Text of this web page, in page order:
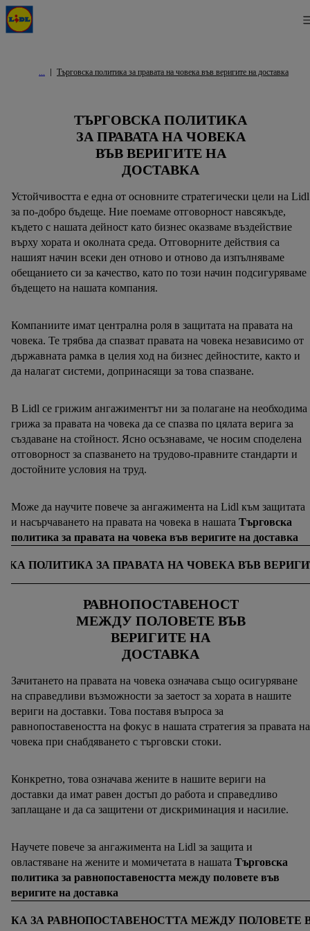
Търговска политика за правата на човека във веригите на доставка
ТЪРГОВСКА ПОЛИТИКА
ЗА ПРАВАТА НА ЧОВЕКА
ВЪВ ВЕРИГИТЕ НА
ДОСТАВКА
Устойчивостта е една от основните стратегически цели на Lidl
за по-добро бъдеще. Ние поемаме отговорност навсякъде,
където с нашата дейност като бизнес оказваме въздействие
върху хората и околната среда. Отговорните действия са
нашият начин всеки ден отново и отново да изпълняваме
обещанието си за качество, като по този начин подсигуряваме
бъдещето на нашата компания.
Компаниите имат централна роля в защитата на правата на
човека. Те трябва да спазват правата на човека независимо от
държавната рамка в целия ход на бизнес дейностите, както и
да налагат системи, допринасящи за това спазване.
В Lidl се грижим ангажиментът ни за полагане на необходима
грижа за правата на човека да се спазва по цялата верига за
създаване на стойност. Ясно осъзнаваме, че носим споделена
отговорност за спазването на трудово-правните стандарти и
достойните условия на труд.
Може да научите повече за ангажимента на Lidl към защитата
и насърчаването на правата на човека в нашата Търговска
политика за правата на човека във веригите на доставка
ПОЛИТИКА ЗА ПРАВАТА НА ЧОВЕКА ВЪВ
РАВНОПОСТАВЕНОСТ
МЕЖДУ ПОЛОВЕТЕ ВЪВ
ВЕРИГИТЕ НА
ДОСТАВКА
Зачитането на правата на човека означава също осигуряване
на справедливи възможности за заетост за хората в нашите
вериги на доставки. Това поставя въпроса за
равнопоставеността на фокус в нашата стратегия за правата на
човека при снабдяването с търговски стоки.
Конкретно, това означава жените в нашите вериги на
доставки да имат равен достъп до работа и справедливо
заплащане и да са защитени от дискриминация и насилие.
Научете повече за ангажимента на Lidl за защита и
овластяване на жените и момичетата в нашата Търговска
политика за равнопоставеността между половете във
веригите на доставка
ЗА РАВНОПОСТАВЕНОСТТА МЕЖДУ ПОЛОВЕТЕ